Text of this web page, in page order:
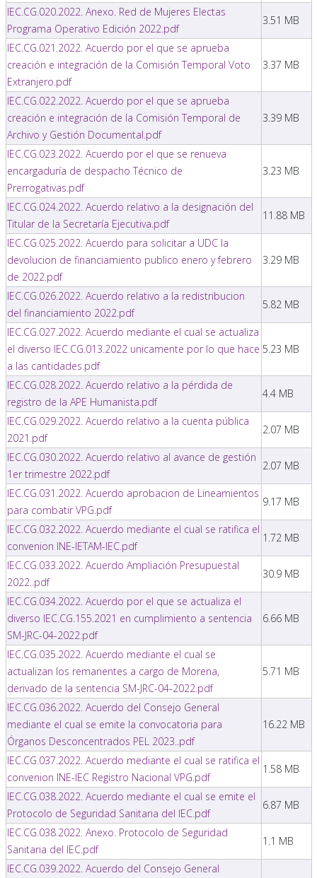
IEC.CG.020.2022. Anexo. Red de Mujeres Electas
Programa Operativo Edición 2022.pdf
3.51 MB
IEC.CG.021.2022. Acuerdo por el que se aprueba
creación e integración de la Comisión Temporal Voto
Extranjero.pdf
3.37 MB
IEC.CG.022.2022. Acuerdo por el que se aprueba
creación e integración de la Comisión Temporal de
Archivo y Gestión Documental.pdf
3.39 MB
IEC.CG.023.2022. Acuerdo por el que se renueva
encargaduría de despacho Técnico de
Prerrogativas.pdf
3.23 MB
IEC.CG.024.2022. Acuerdo relativo a la designación del
Titular de la Secretaría Ejecutiva.pdf
11.88 MB
IEC.CG.025.2022. Acuerdo para solicitar a UDC la
devolucion de financiamiento publico enero y febrero
de 2022.pdf
3.29 MB
IEC.CG.026.2022. Acuerdo relativo a la redistribucion
del financiamiento 2022.pdf
5.82 MB
IEC.CG.027.2022. Acuerdo mediante el cual se actualiza
el diverso IEC.CG.013.2022 unicamente por lo que hace
a las cantidades.pdf
5.23 MB
IEC.CG.028.2022. Acuerdo relativo a la pérdida de
registro de la APE Humanista.pdf
4.4 MB
IEC.CG.029.2022. Acuerdo relativo a la cuenta pública
2021.pdf
2.07 MB
IEC.CG.030.2022. Acuerdo relativo al avance de gestión
1er trimestre 2022.pdf
2.07 MB
IEC.CG.031.2022. Acuerdo aprobacion de Lineamientos
para combatir VPG.pdf
9.17 MB
IEC.CG.032.2022. Acuerdo mediante el cual se ratifica el
convenion INE-IETAM-IEC.pdf
1.72 MB
IEC.CG.033.2022. Acuerdo Ampliación Presupuestal
2022..pdf
30.9 MB
IEC.CG.034.2022. Acuerdo por el que se actualiza el
diverso IEC.CG.155.2021 en cumplimiento a sentencia
SM-JRC-04-2022.pdf
6.66 MB
IEC.CG.035.2022. Acuerdo mediante el cual se
actualizan los remanentes a cargo de Morena,
derivado de la sentencia SM-JRC-04-2022.pdf
5.71 MB
IEC.CG.036.2022. Acuerdo del Consejo General
mediante el cual se emite la convocatoria para
Órganos Desconcentrados PEL 2023..pdf
16.22 MB
IEC.CG.037.2022. Acuerdo mediante el cual se ratifica el
convenion INE-IEC Registro Nacional VPG.pdf
1.58 MB
IEC.CG.038.2022. Acuerdo mediante el cual se emite el
Protocolo de Seguridad Sanitaria del IEC.pdf
6.87 MB
IEC.CG.038.2022. Anexo. Protocolo de Seguridad
Sanitaria del IEC.pdf
1.1 MB
IEC.CG.039.2022. Acuerdo del Consejo General